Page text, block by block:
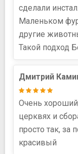
сделали
Маленьком
другие
Такой подход
Дмитрий
Очень
церквях и
просто так, за
красивый